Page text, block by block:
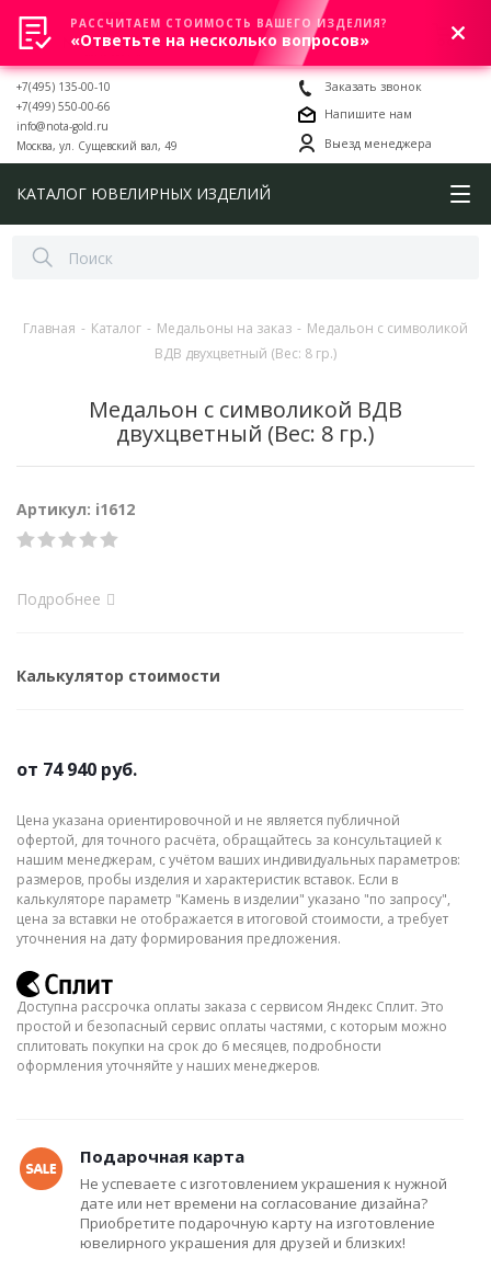
0
+7(495) 135-00-10
+7(499) 550-00-66
info@nota-gold.ru
Москва, ул. Сущевский вал, 49
Заказать звонок
Напишите нам
Выезд менеджера
КАТАЛОГ ЮВЕЛИРНЫХ ИЗДЕЛИЙ
Главная - Каталог - Медальоны на заказ - Медальон с символикой
ВДВ двухцветный (Вес: 8 гр.)
Медальон с символикой ВДВ
двухцветный (Вес: 8 гр.)
Артикул: i1612
Подробнее
Калькулятор стоимости
от 74 940 руб.
Цена указана ориентировочной и не является публичной
офертой, для точного расчёта, обращайтесь за консультацией к
нашим менеджерам, с учётом ваших индивидуальных параметров:
размеров, пробы изделия и характеристик вставок. Если в
калькуляторе параметр "Камень в изделии" указано "по запросу",
цена за вставки не отображается в итоговой стоимости, а требует
уточнения на дату формирования предложения.
Доступна рассрочка оплаты заказа с сервисом Яндекс Сплит. Это
простой и безопасный сервис оплаты частями, с которым можно
сплитовать покупки на срок до 6 месяцев, подробности
оформления уточняйте у наших менеджеров.
Подарочная карта
Не успеваете с изготовлением украшения к нужной
дате или нет времени на согласование дизайна?
Приобретите подарочную карту на изготовление
ювелирного украшения для друзей и близких!
РАССЧИТАЕМ СТОИМОСТЬ ВАШЕГО ИЗДЕЛИЯ?
«Ответьте на несколько вопросов»